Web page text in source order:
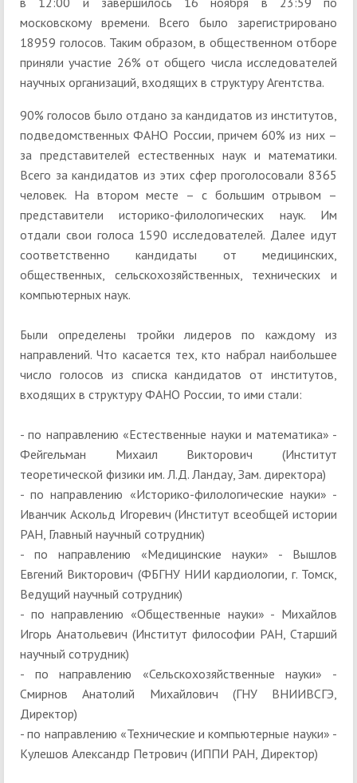
московскому времени. Всего было зарегистрировано
18959 голосов. Таким образом, в общественном отборе
приняли участие 26% от общего числа исследователей
научных организаций, входящих в структуру Агентства.
90% голосов было отдано за кандидатов из институтов,
подведомственных ФАНО России, причем 60% из них –
за представителей естественных наук и математики.
Всего за кандидатов из этих сфер проголосовали 8365
человек. На втором месте – с большим отрывом –
представители историко-филологических наук. Им
отдали свои голоса 1590 исследователей. Далее идут
соответственно кандидаты от медицинских,
общественных, сельскохозяйственных, технических и
компьютерных наук.
Были определены тройки лидеров по каждому из
направлений. Что касается тех, кто набрал наибольшее
число голосов из списка кандидатов от институтов,
входящих в структуру ФАНО России, то ими стали:
- по направлению «Естественные науки и математика» -
Фейгельман Михаил Викторович (Институт
теоретической физики им. Л.Д. Ландау, Зам. директора)
- по направлению «Историко-филологические науки» -
Иванчик Аскольд Игоревич (Институт всеобщей истории
РАН, Главный научный сотрудник)
- по направлению «Медицинские науки» - Вышлов
Евгений Викторович (ФБГНУ НИИ кардиологии, г. Томск,
Ведущий научный сотрудник)
- по направлению «Общественные науки» - Михайлов
Игорь Анатольевич (Институт философии РАН, Старший
научный сотрудник)
- по направлению «Сельскохозяйственные науки» -
Смирнов Анатолий Михайлович (ГНУ ВНИИВСГЭ,
Директор)
- по направлению «Технические и компьютерные науки» -
Кулешов Александр Петрович (ИППИ РАН, Директор)